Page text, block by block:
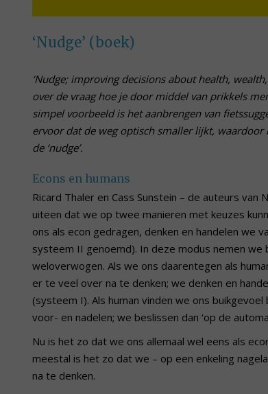
‘Nudge’ (boek)
‘Nudge; improving decisions about health, wealth,
over de vraag hoe je door middel van prikkels
simpel voorbeeld is het aanbrengen van
ervoor dat de weg optisch smaller lijkt, waardoor
de ‘nudge’.
Econs en humans
Ricard Thaler en Cass Sunstein – de auteurs van
uiteen dat we op twee manieren met keuzes
ons als econ gedragen, denken en handelen we
systeem II genoemd). In deze modus nemen we
weloverwogen. Als we ons daarentegen als
er te veel over na te denken; we denken en
(systeem I). Als human vinden we ons
voor- en nadelen; we beslissen dan ‘op de
Nu is het zo dat we ons allemaal wel eens als
meestal is het zo dat we – op een enkeling
na te denken.